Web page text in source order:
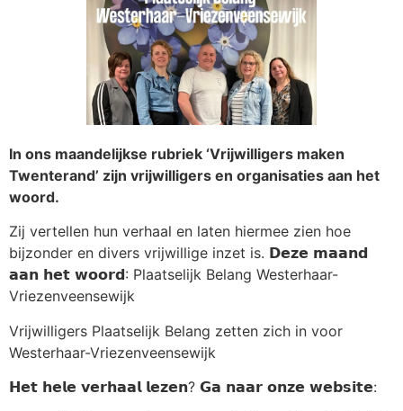
In ons maandelijkse rubriek ‘Vrijwilligers maken
Twenterand’ zijn vrijwilligers en organisaties aan het
woord.
Zij vertellen hun verhaal en laten hiermee zien hoe
bijzonder en divers vrijwillige inzet is. 𝗗𝗲𝘇𝗲 𝗺𝗮𝗮𝗻𝗱
𝗮𝗮𝗻 𝗵𝗲𝘁 𝘄𝗼𝗼𝗿𝗱: Plaatselijk Belang Westerhaar-
Vriezenveensewijk
Vrijwilligers Plaatselijk Belang zetten zich in voor
Westerhaar-Vriezenveensewijk
𝗛𝗲𝘁 𝗵𝗲𝗹𝗲 𝘃𝗲𝗿𝗵𝗮𝗮𝗹 𝗹𝗲𝘇𝗲𝗻? 𝗚𝗮 𝗻𝗮𝗮𝗿 𝗼𝗻𝘇𝗲 𝘄𝗲𝗯𝘀𝗶𝘁𝗲: